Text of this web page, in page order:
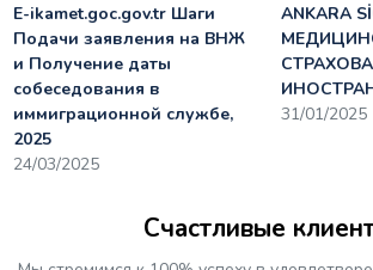
E-ikamet.goc.gov.tr Шаги
Подачи заявления на ВНЖ
и Получение даты
собеседования в
иммиграционной службе,
2025
24/03/2025
ANKARA
31/01/2025
Счастливые